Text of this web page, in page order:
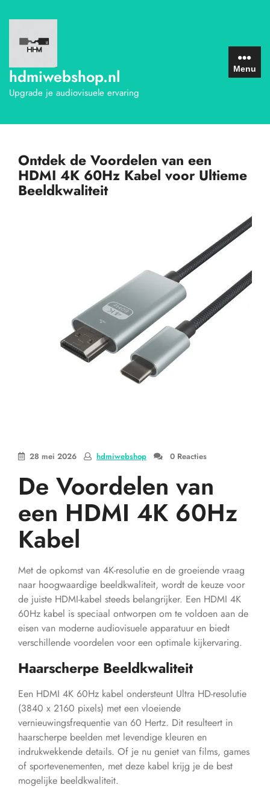
naar
inhoud
hdmiwebshop.nl
Upgrade je audiovisuele ervaring
Menu
Ontdek de Voordelen van een
HDMI 4K 60Hz Kabel voor Ultieme
Beeldkwaliteit
28 mei 2026 hdmiwebshop 0 Reacties
De Voordelen van
een HDMI 4K 60Hz
Kabel
Met de opkomst van 4K-resolutie en de groeiende vraag
naar hoogwaardige beeldkwaliteit, wordt de keuze voor
de juiste HDMI-kabel steeds belangrijker. Een HDMI 4K
60Hz kabel is speciaal ontworpen om te voldoen aan de
eisen van moderne audiovisuele apparatuur en biedt
verschillende voordelen voor een optimale kijkervaring.
Haarscherpe Beeldkwaliteit
Een HDMI 4K 60Hz kabel ondersteunt Ultra HD-resolutie
(3840 x 2160 pixels) met een vloeiende
vernieuwingsfrequentie van 60 Hertz. Dit resulteert in
haarscherpe beelden met levendige kleuren en
indrukwekkende details. Of je nu geniet van films, games
of sportevenementen, met deze kabel krijg je de best
mogelijke beeldkwaliteit.